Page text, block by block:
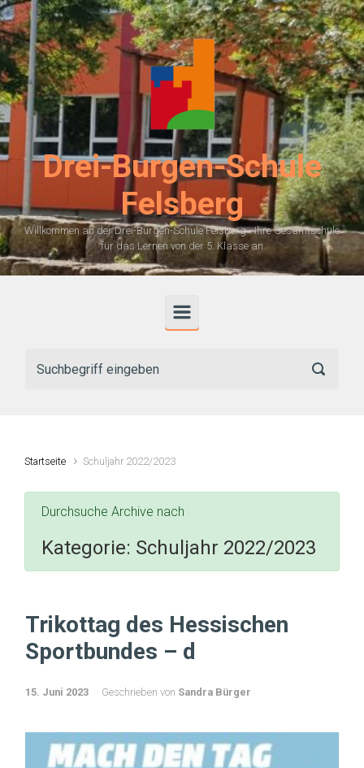
Zum Hauptinhalt springen
Drei-Burgen-Schule
Felsberg
Willkommen an der Drei-Burgen-Schule Felsberg - Ihre Gesamtschule
für das Lernen von der 5. Klasse an
Startseite Schuljahr 2022/2023
Durchsuche Archive nach
Kategorie: Schuljahr 2022/2023
Trikottag des Hessischen
Sportbundes – d
15. Juni 2023 Geschrieben von Sandra Bürger